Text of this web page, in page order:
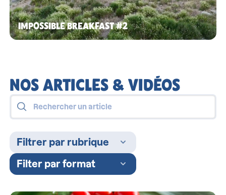
IMPOSSIBLE BREAKFAST #2
NOS ARTICLES & VIDÉOS
Filtrer par rubrique
Filter par format